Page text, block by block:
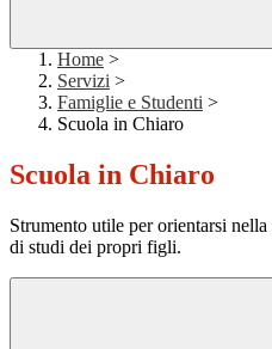
Home >
Servizi >
Famiglie e Studenti >
Scuola in Chiaro
Scuola in Chiaro
Strumento utile per orientarsi
di studi dei propri figli.